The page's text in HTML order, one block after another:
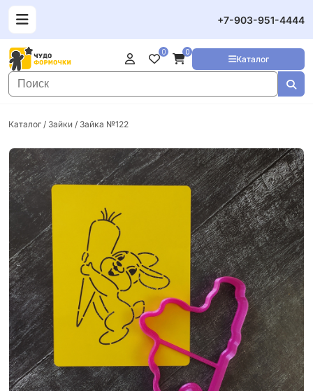
+7-903-951-4444
Каталог
0 0
Каталог / Зайки / Зайка №122